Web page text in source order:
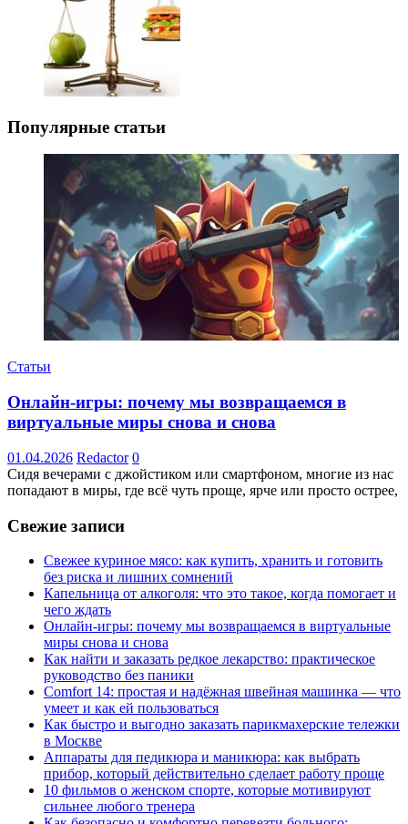
Популярные статьи
Статьи
Онлайн-игры: почему мы возвращаемся в
виртуальные миры снова и снова
01.04.2026 Redactor 0
Сидя вечерами с джойстиком или смартфоном, многие из нас
попадают в миры, где всё чуть проще, ярче или просто острее,
Свежие записи
Свежее куриное мясо: как купить, хранить и готовить
без риска и лишних сомнений
Капельница от алкоголя: что это такое, когда помогает и
чего ждать
Онлайн-игры: почему мы возвращаемся в виртуальные
миры снова и снова
Как найти и заказать редкое лекарство: практическое
руководство без паники
Comfort 14: простая и надёжная швейная машинка — что
умеет и как ей пользоваться
Как быстро и выгодно заказать парикмахерские тележки
в Москве
Аппараты для педикюра и маникюра: как выбрать
прибор, который действительно сделает работу проще
10 фильмов о женском спорте, которые мотивируют
сильнее любого тренера